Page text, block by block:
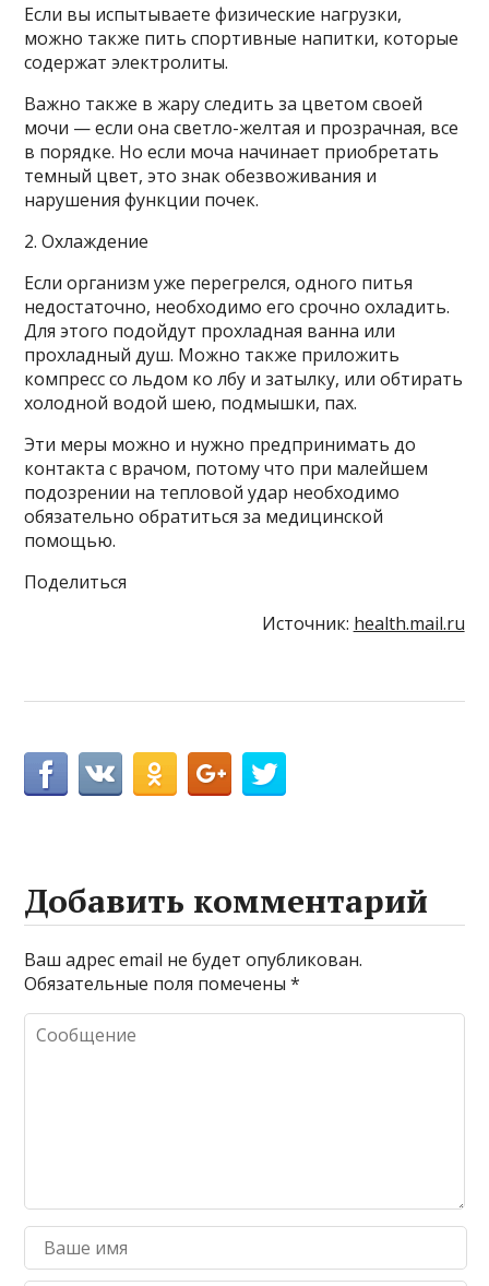
Если вы испытываете физические нагрузки,
можно также пить спортивные напитки, которые
содержат электролиты.
Важно также в жару следить за цветом своей
мочи — если она светло-желтая и прозрачная, все
в порядке. Но если моча начинает приобретать
темный цвет, это знак обезвоживания и
нарушения функции почек.
2. Охлаждение
Если организм уже перегрелся, одного питья
недостаточно, необходимо его срочно охладить.
Для этого подойдут прохладная ванна или
прохладный душ. Можно также приложить
компресс со льдом ко лбу и затылку, или обтирать
холодной водой шею, подмышки, пах.
Эти меры можно и нужно предпринимать до
контакта с врачом, потому что при малейшем
подозрении на тепловой удар необходимо
обязательно обратиться за медицинской
помощью.
Поделиться
Источник: health.mail.ru
Добавить комментарий
Ваш адрес email не будет опубликован.
Обязательные поля помечены*